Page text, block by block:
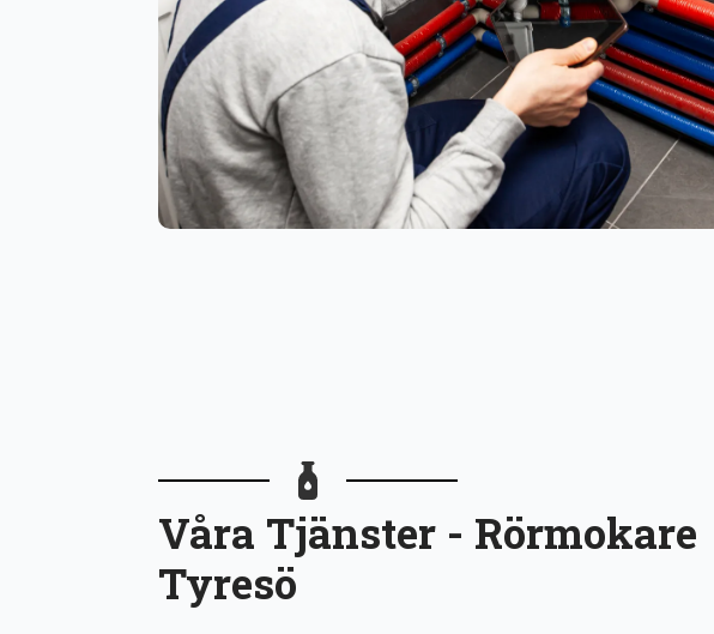
Våra Tjänster - Rörmokare
Tyresö